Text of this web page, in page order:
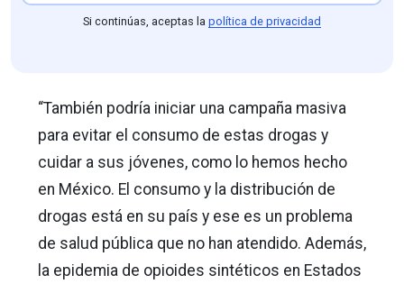
Si continúas, aceptas la política de privacidad
“También podría iniciar una campaña masiva
para evitar el consumo de estas drogas y
cuidar a sus jóvenes, como lo hemos hecho
en México. El consumo y la distribución de
drogas está en su país y ese es un problema
de salud pública que no han atendido. Además,
la epidemia de opioides sintéticos en Estados